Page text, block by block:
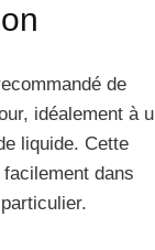
de
idéalement à
liquide. Cette
dans